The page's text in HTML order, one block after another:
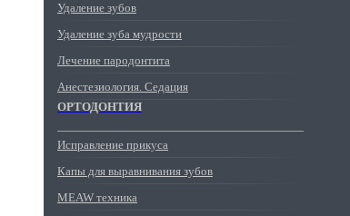
Удаление зубов
Удаление зуба мудрости
Лечение пародонтита
Анестезиология. Седация
ОРТОДОНТИЯ
Исправление прикуса
Капы для выравнивания зубов
MEAW техника